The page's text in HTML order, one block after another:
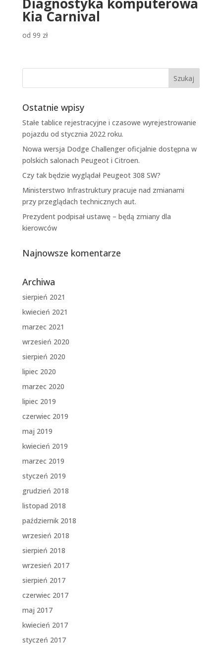
Kia Carnival
od 99 zł
Ostatnie wpisy
Stałe tablice rejestracyjne i czasowe wyrejestrowanie
pojazdu od stycznia 2022 roku.
Nowa wersja Dodge Challenger oficjalnie dostępna w
polskich salonach Peugeot i Citroen.
Czy tak będzie wyglądał Peugeot 308 SW?
Ministerstwo Infrastruktury pracuje nad zmianami
przy przeglądach technicznych aut.
Prezydent podpisał ustawę – będą zmiany dla
kierowców
Najnowsze komentarze
Archiwa
sierpień 2021
kwiecień 2021
marzec 2021
wrzesień 2020
sierpień 2020
lipiec 2020
marzec 2020
lipiec 2019
czerwiec 2019
maj 2019
kwiecień 2019
marzec 2019
styczeń 2019
grudzień 2018
listopad 2018
październik 2018
wrzesień 2018
sierpień 2018
wrzesień 2017
sierpień 2017
czerwiec 2017
maj 2017
kwiecień 2017
styczeń 2017